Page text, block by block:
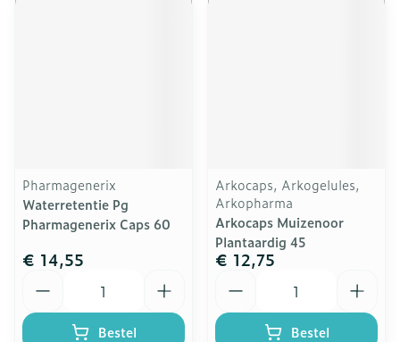
Pharmagenerix
Waterretentie Pg
Pharmagenerix Caps 60
€ 14,55
Bestel
Arkocaps, Arkogelules,
Arkopharma
Arkocaps Muizenoor
Plantaardig 45
€ 12,75
Bestel